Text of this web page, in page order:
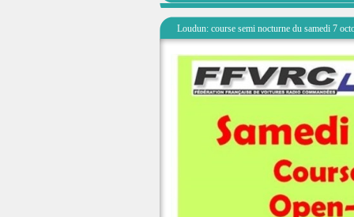
Loudun: course semi nocturne du samedi 7